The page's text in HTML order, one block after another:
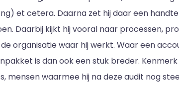
et cetera. Daarna zet hij daar een
Daarbij kijkt hij vooral naar processen,
organisatie waar hij werkt. Waar een
is dan ook een stuk breder.
waarmee hij na deze audit nog